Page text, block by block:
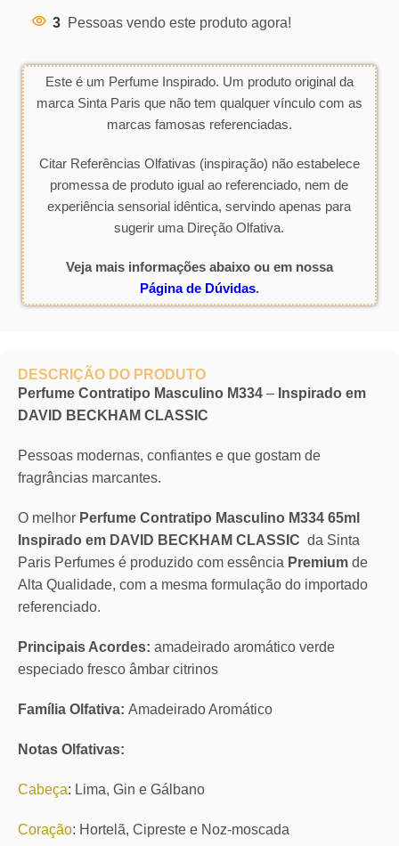
3 Pessoas vendo este produto agora!
Este é um Perfume Inspirado. Um produto original da
marca Sinta Paris que não tem qualquer vínculo com as
marcas famosas referenciadas.
Citar Referências Olfativas (inspiração) não estabelece
promessa de produto igual ao referenciado, nem de
experiência sensorial idêntica, servindo apenas para
sugerir uma Direção Olfativa.
Veja mais informações abaixo ou em nossa
Página de Dúvidas.
DESCRIÇÃO DO PRODUTO
Perfume Contratipo Masculino M334 – Inspirado em
DAVID BECKHAM CLASSIC
Pessoas modernas, confiantes e que gostam de
fragrâncias marcantes.
O melhor Perfume Contratipo Masculino M334 65ml
Inspirado em DAVID BECKHAM CLASSIC da Sinta
Paris Perfumes é produzido com essência Premium de
Alta Qualidade, com a mesma formulação do importado
referenciado.
Principais Acordes: amadeirado aromático verde
especiado fresco âmbar citrinos
Família Olfativa: Amadeirado Aromático
Notas Olfativas:
Cabeça: Lima, Gin e Gálbano
Coração: Hortelã, Cipreste e Noz-moscada